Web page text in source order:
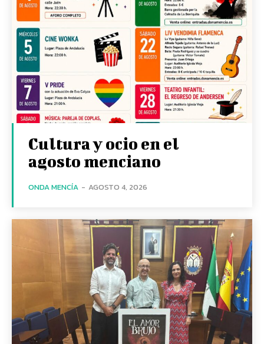
Cultura y ocio en el
agosto menciano
ONDA MENCÍA - AGOSTO 4, 2026